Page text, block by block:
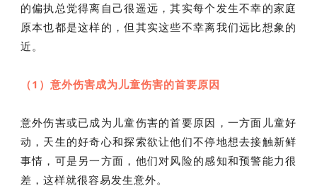
的偏执总觉得离自己很遥远，其实每个发生不幸的家庭
原本也都是这样的，但其实这些不幸离我们远比想象的
近。
（1）意外伤害成为儿童伤害的首要原因
意外伤害或已成为儿童伤害的首要原因，一方面儿童好
动，天生的好奇心和探索欲让他们不停地想去接触新鲜
事情，可是另一方面，他们对风险的感知和预警能力很
差，这样就很容易发生意外。